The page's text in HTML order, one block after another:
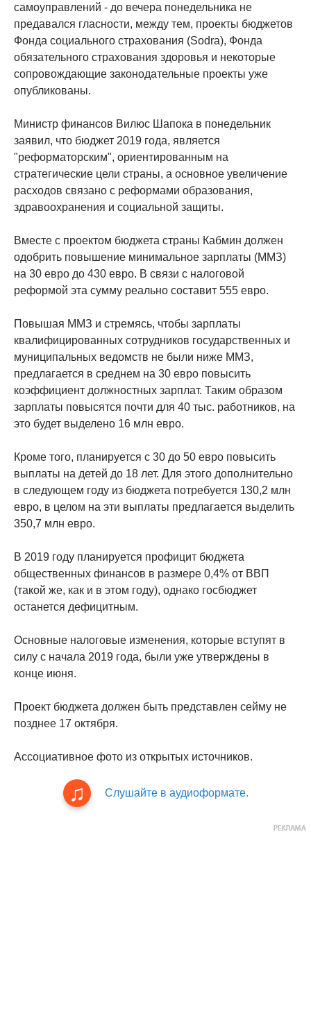
самоуправлений - до вечера понедельника не
предавался гласности, между тем, проекты бюджетов
Фонда социального страхования (Sodra), Фонда
обязательного страхования здоровья и некоторые
сопровождающие законодательные проекты уже
опубликованы.
Министр финансов Вилюс Шапока в понедельник
заявил, что бюджет 2019 года, является
"реформаторским", ориентированным на
стратегические цели страны, а основное увеличение
расходов связано с реформами образования,
здравоохранения и социальной защиты.
Вместе с проектом бюджета страны Кабмин должен
одобрить повышение минимальное зарплаты (ММЗ)
на 30 евро до 430 евро. В связи с налоговой
реформой эта сумму реально составит 555 евро.
Повышая ММЗ и стремясь, чтобы зарплаты
квалифицированных сотрудников государственных и
муниципальных ведомств не были ниже ММЗ,
предлагается в среднем на 30 евро повысить
коэффициент должностных зарплат. Таким образом
зарплаты повысятся почти для 40 тыс. работников, на
это будет выделено 16 млн евро.
Кроме того, планируется с 30 до 50 евро повысить
выплаты на детей до 18 лет. Для этого дополнительно
в следующем году из бюджета потребуется 130,2 млн
евро, в целом на эти выплаты предлагается выделить
350,7 млн евро.
В 2019 году планируется профицит бюджета
общественных финансов в размере 0,4% от ВВП
(такой же, как и в этом году), однако госбюджет
останется дефицитным.
Основные налоговые изменения, которые вступят в
силу с начала 2019 года, были уже утверждены в
конце июня.
Проект бюджета должен быть представлен сейму не
позднее 17 октября.
Ассоциативное фото из открытых источников.
Слушайте в аудиоформате.